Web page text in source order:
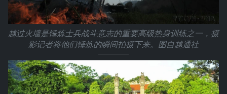
越过火墙是锤炼士兵战斗意志的重要高级热身训练之一，摄
影记者将他们锤炼的瞬间拍摄下来。图自越通社